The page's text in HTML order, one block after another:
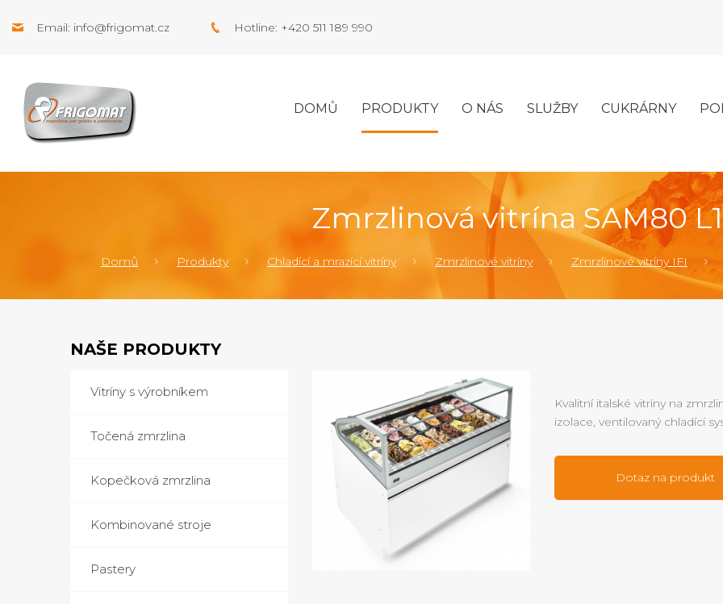
Email: info@frigomat.cz Hotline: +420 511 189 990
DOMŮ PRODUKTY O NÁS SLUŽBY CUKRÁRNY
Zmrzlinová vitrína SAM80
Domů Produkty Chladící a mrazící vitríny Zmrzlinové vitríny Zmrzlinové vitríny IFI
NAŠE PRODUKTY
Vitríny s výrobníkem
Točená zmrzlina
Kopečková zmrzlina
Kombinované stroje
Pastery
Kvalitní italské vitríny na
izolace, ventilovaný chladící
Dotaz na produkt